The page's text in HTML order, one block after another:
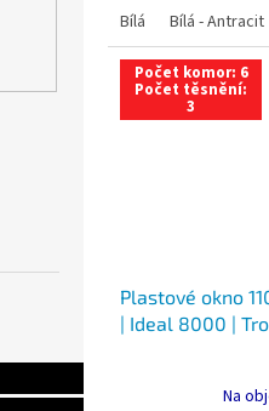
Bílá Bílá - Antracit
Počet komor: 6
Počet těsnění:
3
Plastové okno
| Ideal 8000 |
Na